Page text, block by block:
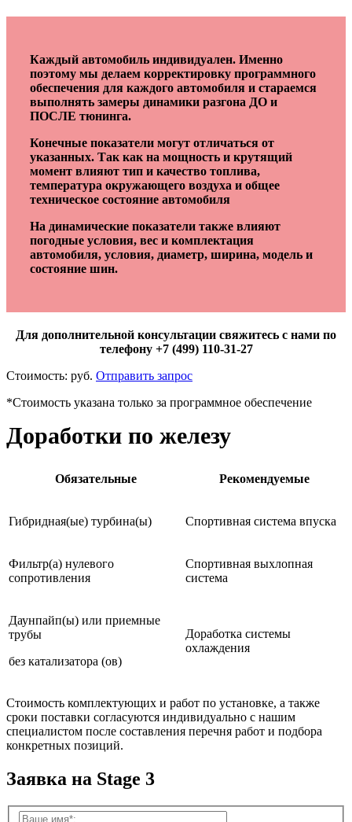
Каждый автомобиль индивидуален. Именно
поэтому мы делаем корректировку программного
обеспечения для каждого автомобиля и стараемся
выполнять замеры динамики разгона ДО и
ПОСЛЕ тюнинга.
Конечные показатели могут отличаться от
указанных. Так как на мощность и крутящий
момент влияют тип и качество топлива,
температура окружающего воздуха и общее
техническое состояние автомобиля
На динамические показатели также влияют
погодные условия, вес и комплектация
автомобиля, условия, диаметр, ширина, модель и
состояние шин.
Для дополнительной консультации свяжитесь с нами по
телефону +7 (499) 110-31-27
Стоимость: руб. Отправить запрос
*Стоимость указана только за программное обеспечение
Доработки по железу
Обязательные Рекомендуемые
Гибридная(ые) турбина(ы) Спортивная система впуска
Фильтр(а) нулевого
сопротивления
Спортивная выхлопная
система
Даунпайп(ы) или приемные
трубы
без катализатора (ов)
Доработка системы
охлаждения
Стоимость комплектующих и работ по установке, а также
сроки поставки согласуются индивидуально с нашим
специалистом после составления перечня работ и подбора
конкретных позиций.
Заявка на Stage 3